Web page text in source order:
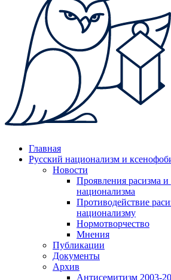
Главная
Русский национализм и
Новости
Проявления расизма и
национализма
Противодействие
национализму
Нормотворчество
Мнения
Публикации
Документы
Архив
Антисемитизм 2003-